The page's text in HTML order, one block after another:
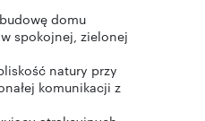
domu
spokojnej, zielonej
natury przy
komunikacji z